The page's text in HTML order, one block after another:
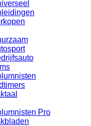
Pro